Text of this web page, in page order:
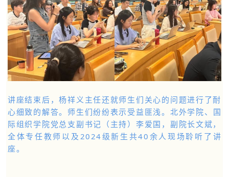
讲座结束后，杨祥义主任还就师生们关心的问题进行了耐
心细致的解答。师生们纷纷表示受益匪浅。 北外学院、国
际组织学院党总支副书记（主持）李爱国，副院长文斌，
全体专任教师以及2024级新生共40余人现场聆听了讲
座。